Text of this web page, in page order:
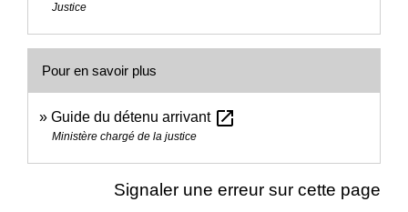
Justice
Pour en savoir plus
Guide du détenu arrivant open_in_new
Ministère chargé de la justice
Signaler une erreur sur cette page